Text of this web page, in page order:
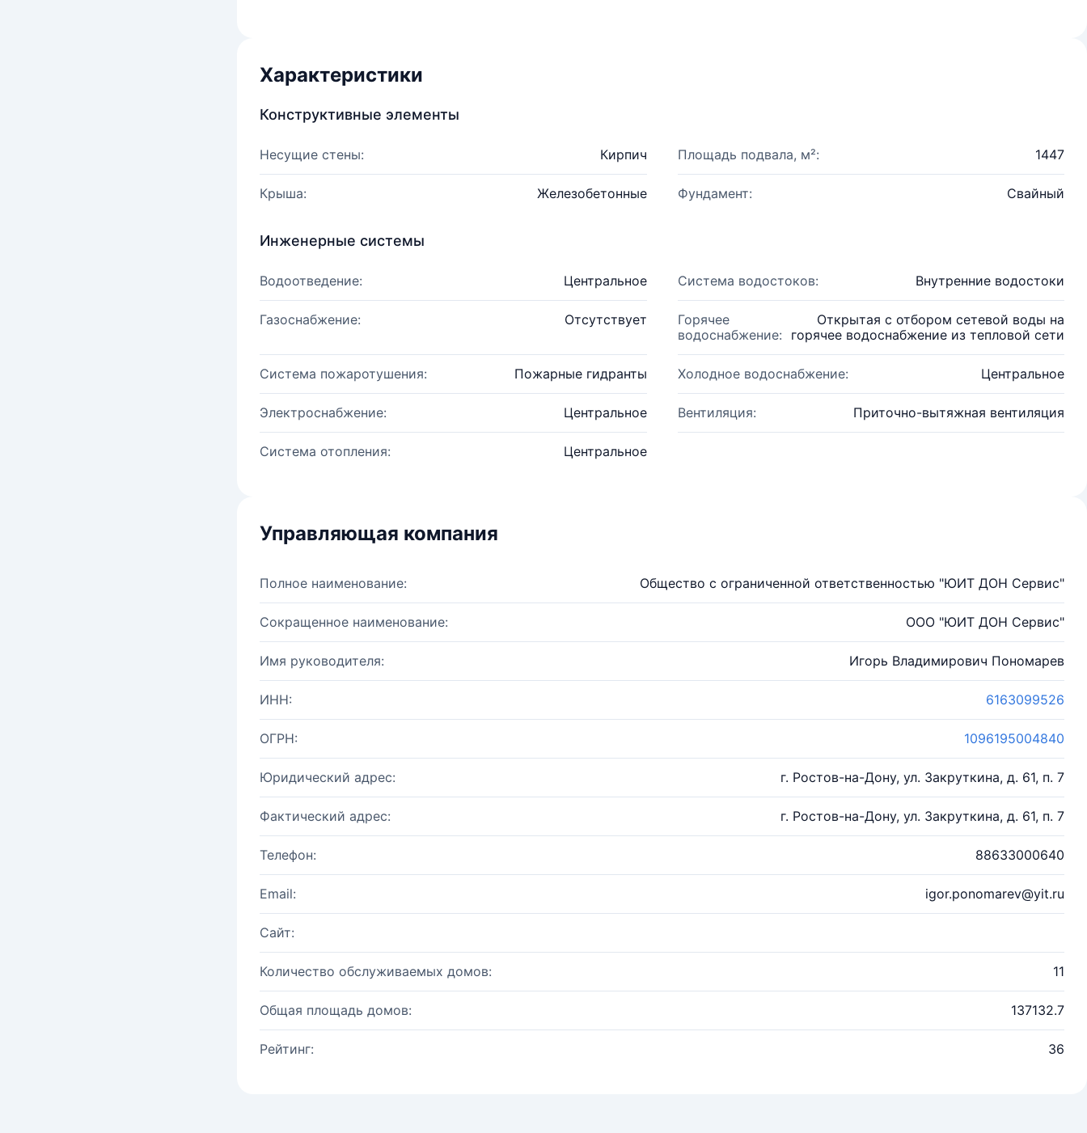
Характеристики
Конструктивные элементы
Несущие стены: Кирпич Площадь подвала, м²: 1447
Крыша: Железобетонные Фундамент: Свайный
Инженерные системы
Водоотведение: Центральное Система водостоков: Внутренние водостоки
Газоснабжение: Отсутствует
Горячее
водоснабжение:
Открытая с отбором сетевой воды на
горячее водоснабжение из тепловой сети
Система пожаротушения: Пожарные гидранты Холодное водоснабжение: Центральное
Электроснабжение: Центральное Вентиляция: Приточно-вытяжная вентиляция
Система отопления: Центральное
Управляющая компания
Полное наименование: Общество с ограниченной ответственностью "ЮИТ ДОН Сервис"
Сокращенное наименование: ООО "ЮИТ ДОН Сервис"
Имя руководителя: Игорь Владимирович Пономарев
ИНН: 6163099526
ОГРН: 1096195004840
Юридический адрес: г. Ростов-на-Дону, ул. Закруткина, д. 61, п. 7
Фактический адрес: г. Ростов-на-Дону, ул. Закруткина, д. 61, п. 7
Телефон: 88633000640
Email: igor.ponomarev@yit.ru
Сайт:
Количество обслуживаемых домов: 11
Общая площадь домов: 137132.7
Рейтинг: 36